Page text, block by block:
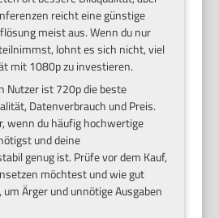
reicht eine günstige
meist aus. Wenn du nur
lohnt es sich nicht, viel
mit 1080p zu investieren.
Nutzer ist 720p die beste
Datenverbrauch und Preis.
wenn du häufig hochwertige
und deine
genug ist. Prüfe vor dem Kauf,
möchtest und wie gut
Ärger und unnötige Ausgaben